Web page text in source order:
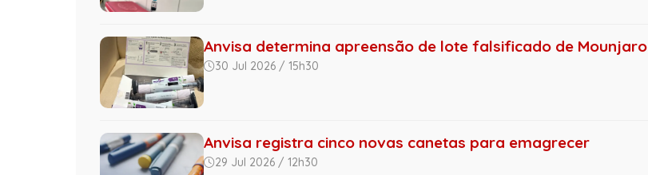
Anvisa determina apreensão de lote falsificado de Mounjaro
30 Jul 2026 / 15h30
Anvisa registra cinco novas canetas para emagrecer
29 Jul 2026 / 12h30